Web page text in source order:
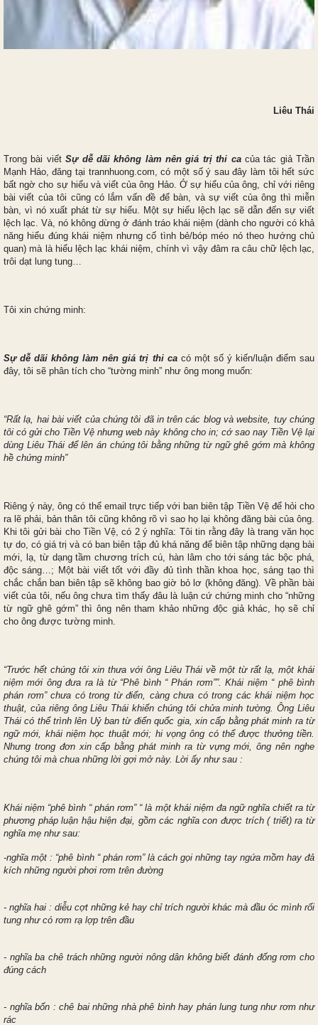
Liêu Thái
Trong bài viếtSự dễ dãi không làm nên giá trị thi cacủa tác giả Trần
Mạnh Hảo, đăng tại trannhuong.com, có một số ý sau đây làm tôi hết sức
bất ngờ cho sự hiểu và viết của ông Hảo. Ở sự hiểu của ông, chỉ với riêng
bài viết của tôi cũng có lắm vấn đề để bàn, và sự viết của ông thì miễn
bàn, vì nó xuất phát từ sự hiểu. Một sự hiểu lệch lạc sẽ dẫn đến sự viết
lệch lạc. Và, nó không dừng ở đánh tráo khái niệm (dành cho người có khả
năng hiểu đúng khái niệm nhưng cố tình bẻ/bóp méo nó theo hướng chủ
quan) mà là hiểu lệch lạc khái niệm, chính vì vậy đâm ra câu chữ lệch lạc,
trôi dạt lung tung…
Tôi xin chứng minh:
Sự dễ dãi không làm nên giá trị thi cacó một số ý kiến/luận điểm sau
đây, tôi sẽ phân tích cho “tường minh” như ông mong muốn:
“Rất lạ, hai bài viết của chúng tôi đã in trên các blog và website, tuy chúng
tôi có gửi cho Tiền Vệ nhưng web này không cho in; cớ sao nay Tiền Vệ lại
dùng Liêu Thái để lên án chúng tôi bằng những từ ngữ ghê gớm mà không
hề chứng minh”
Riêng ý này, ông có thể email trực tiếp với ban biên tập Tiền Vệ để hỏi cho
ra lẽ phải, bản thân tôi cũng không rõ vì sao họ lại không đăng bài của ông.
Khi tôi gửi bài cho Tiền Vệ, có 2 ý nghĩa: Tôi tin rằng đây là trang văn học
tự do, có giá trị và có ban biên tập đủ khá năng để biên tập những dạng bài
mới, lạ, từ dạng tầm chương trích cú, hàn lâm cho tới sáng tác bộc phá,
độc sáng…; Một bài viết tốt với đầy đủ tình thần khoa học, sáng tạo thì
chắc chắn ban biên tập sẽ không bao giờ bỏ lơ (không đăng). Về phần bài
viết của tôi, nếu ông chưa tìm thấy đâu là luận cứ chứng minh cho “những
từ ngữ ghê gớm” thì ông nên tham khảo những độc giả khác, họ sẽ chỉ
cho ông được tường minh.
“Trước hết chúng tôi xin thưa với ông Liêu Thái về một từ rất lạ, một khái
niệm mới ông đưa ra là từ “Phê bình “ Phán rơm””. Khái niệm “ phê bình
phán rơm” chưa có trong từ điển, càng chưa có trong các khái niệm học
thuật, của riêng ông Liêu Thái khiến chúng tôi chửa minh tường. Ông Liêu
Thái có thể trình lên Uỷ ban từ điển quốc gia, xin cấp bằng phát minh ra từ
ngữ mới, khái niệm học thuật mới; hi vọng ông có thể được thưởng tiền.
Nhưng trong đơn xin cấp bằng phát minh ra từ vựng mới, ông nên nghe
chúng tôi mà chua những lời gợi mở này. Lời ấy như sau :
Khái niệm “phê bình “ phán rơm” “ là một khái niệm đa ngữ nghĩa chiết ra từ
phương pháp luận hậu hiện đại, gồm các nghĩa con được trích ( triết) ra từ
nghĩa mẹ như sau:
-nghĩa một : “phê bình “ phán rơm” là cách gọi những tay ngứa mồm hay đả
kích những người phơi rơm trên đường
- nghĩa hai : diễu cợt những kẻ hay chỉ trích người khác mà đầu óc mình rối
tung như có rơm rạ lợp trên đầu
- nghĩa ba chê trách những người nông dân không biết đánh đống rơm cho
đúng cách
- nghĩa bốn : chê bai những nhà phê bình hay phán lung tung như rơm như
rác